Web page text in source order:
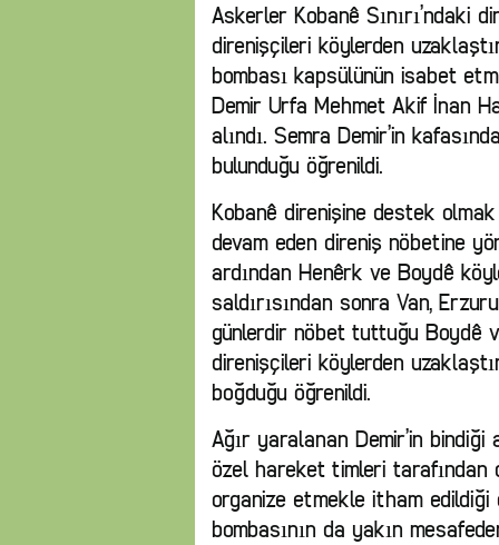
Askerler Kobanê Sınırı’ndaki
direnişçileri köylerden
bombası kapsülünün isabet
Demir Urfa Mehmet Akif İnan
alındı. Semra Demir’in
bulunduğu öğrenildi.
Kobanê direnişine destek
devam eden direniş nöbetine
ardından Henêrk ve Boydê
saldırısından sonra Van,
günlerdir nöbet tuttuğu Boydê
direnişçileri köylerden
boğduğu öğrenildi.
Ağır yaralanan Demir’in
özel hareket timleri tarafından
organize etmekle itham edildiği
bombasının da yakın